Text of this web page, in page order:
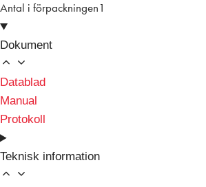
Antal i förpackningen 1
Dokument
Datablad
Manual
Protokoll
Teknisk information